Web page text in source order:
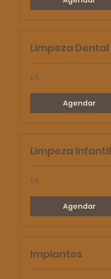
Limpeza Dental
1 h
Agendar
Limpeza Infantil
1 h
Agendar
Implantes